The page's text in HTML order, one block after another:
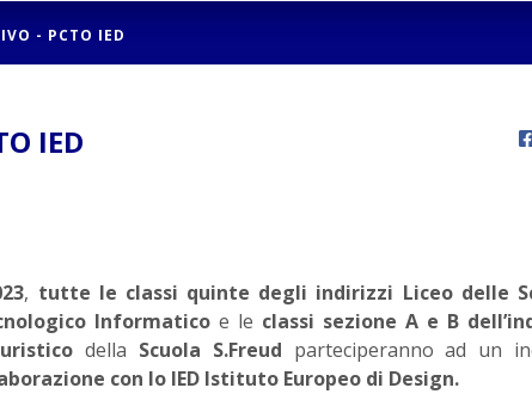
- PCTO IED
IED
, tutte le classi quinte degli indirizzi Liceo delle
Informaticoe le classi sezione A e B
della Scuola S.Freud parteciperanno ad un
con lo IED Istituto Europeo di Design.